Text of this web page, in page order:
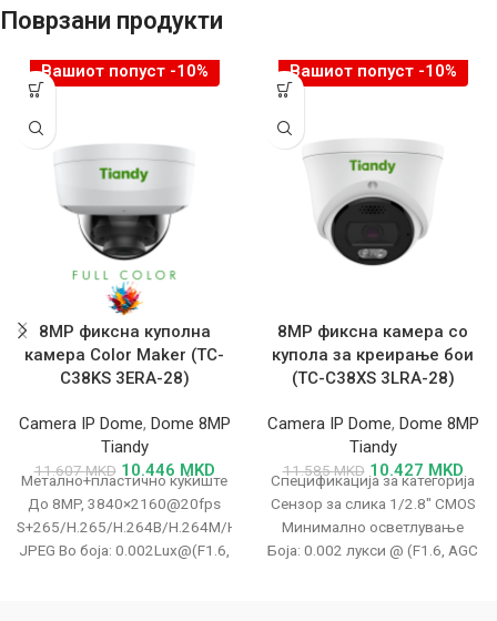
Поврзани продукти
Вашиот попуст -10%
8MP фиксна куполна
камера Color Maker (TC-
C38KS 3ERA-28)
Camera IP Dome, Dome 8MP
Tiandy
11.607MKD 10.446 MKD
Метално+пластично куќиште
До 8MP, 3840×2160@20fps
S+265/H.265/H.264B/H.264M/H.264H/Motion
JPEG Во боја: 0.002Lux@(F1.6,
Вашиот попуст -10%
8MP фиксна камера со
купола за креирање бои
(TC-C38XS 3LRA-28)
Camera IP Dome, Dome 8MP
Tiandy
11.585MKD 10.427 MKD
Спецификација за категорија
Сензор за слика 1/2.8" CMOS
Минимално осветлување
Боја: 0.002 лукси @ (F1.6, AGC